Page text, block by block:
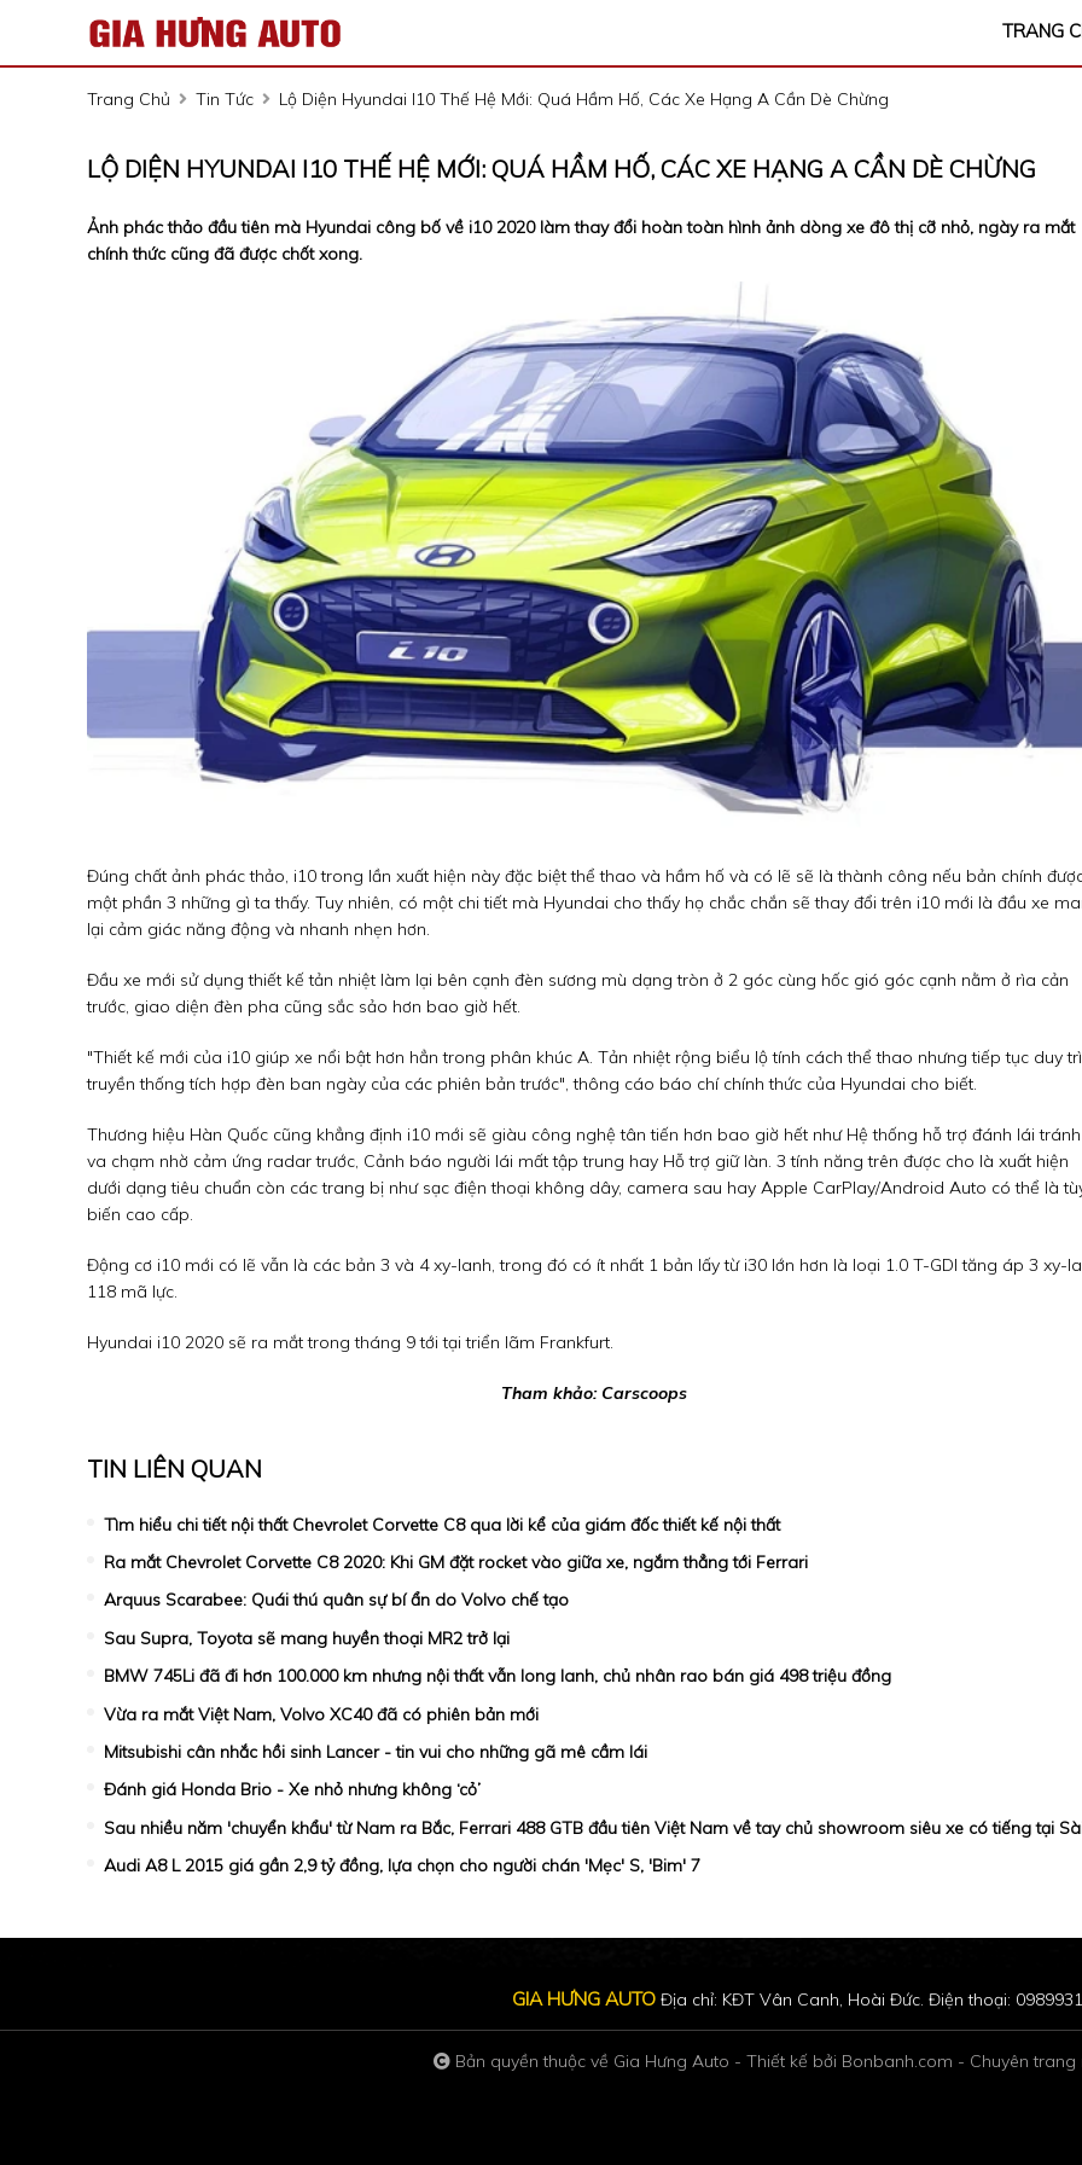
TRANG
Trang Chủ Tin Tức Lộ Diện Hyundai I10 Thế Hệ Mới: Quá Hầm Hố, Các Xe Hạng A Cần Dè Chừng
LỘ DIỆN HYUNDAI I10 THẾ HỆ MỚI: QUÁ HẦM HỐ, CÁC XE HẠNG A CẦN DÈ CHỪNG
Ảnh phác thảo đầu tiên mà Hyundai công bố về i10 2020 làm thay đổi hoàn toàn hình ảnh dòng xe đô thị cỡ nhỏ, ngày ra mắt
chính thức cũng đã được chốt xong.
Đúng chất ảnh phác thảo, i10 trong lần xuất hiện này đặc biệt thể thao và hầm hố và có lẽ sẽ là thành công nếu bản chính
một phần 3 những gì ta thấy. Tuy nhiên, có một chi tiết mà Hyundai cho thấy họ chắc chắn sẽ thay đổi trên i10 mới là đầu xe
lại cảm giác năng động và nhanh nhẹn hơn.
Đầu xe mới sử dụng thiết kế tản nhiệt làm lại bên cạnh đèn sương mù dạng tròn ở 2 góc cùng hốc gió góc cạnh nằm ở rìa cản
trước, giao diện đèn pha cũng sắc sảo hơn bao giờ hết.
"Thiết kế mới của i10 giúp xe nổi bật hơn hẳn trong phân khúc A. Tản nhiệt rộng biểu lộ tính cách thể thao nhưng tiếp tục duy trì
truyền thống tích hợp đèn ban ngày của các phiên bản trước", thông cáo báo chí chính thức của Hyundai cho biết.
Thương hiệu Hàn Quốc cũng khẳng định i10 mới sẽ giàu công nghệ tân tiến hơn bao giờ hết như Hệ thống hỗ trợ đánh lái tránh
va chạm nhờ cảm ứng radar trước, Cảnh báo người lái mất tập trung hay Hỗ trợ giữ làn. 3 tính năng trên được cho là xuất hiện
dưới dạng tiêu chuẩn còn các trang bị như sạc điện thoại không dây, camera sau hay Apple CarPlay/Android Auto có thể là
biến cao cấp.
Động cơ i10 mới có lẽ vẫn là các bản 3 và 4 xy-lanh, trong đó có ít nhất 1 bản lấy từ i30 lớn hơn là loại 1.0 T-GDI tăng áp 3 xy-
118 mã lực.
Hyundai i10 2020 sẽ ra mắt trong tháng 9 tới tại triển lãm Frankfurt.
Tham khảo: Carscoops
TIN LIÊN QUAN
Tìm hiểu chi tiết nội thất Chevrolet Corvette C8 qua lời kể của giám đốc thiết kế nội thất
Ra mắt Chevrolet Corvette C8 2020: Khi GM đặt rocket vào giữa xe, ngắm thẳng tới Ferrari
Arquus Scarabee: Quái thú quân sự bí ẩn do Volvo chế tạo
Sau Supra, Toyota sẽ mang huyền thoại MR2 trở lại
BMW 745Li đã đi hơn 100.000 km nhưng nội thất vẫn long lanh, chủ nhân rao bán giá 498 triệu đồng
Vừa ra mắt Việt Nam, Volvo XC40 đã có phiên bản mới
Mitsubishi cân nhắc hồi sinh Lancer - tin vui cho những gã mê cầm lái
Đánh giá Honda Brio - Xe nhỏ nhưng không ‘cỏ’
Sau nhiều năm 'chuyển khẩu' từ Nam ra Bắc, Ferrari 488 GTB đầu tiên Việt Nam về tay chủ showroom siêu xe có tiếng tại
Audi A8 L 2015 giá gần 2,9 tỷ đồng, lựa chọn cho người chán 'Mẹc' S, 'Bim' 7
GIA HƯNG AUTOĐịa chỉ: KĐT Vân Canh, Hoài Đức. Điện thoại:
Bản quyền thuộc về Gia Hưng Auto - Thiết kế bởi Bonbanh.com - Chuyên